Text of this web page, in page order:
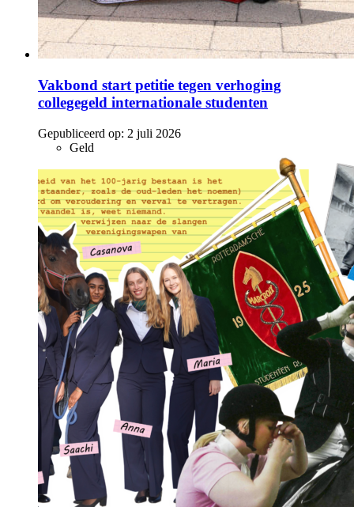
Vakbond start petitie tegen verhoging
collegegeld internationale studenten
Gepubliceerd op: 2 juli 2026
Geld